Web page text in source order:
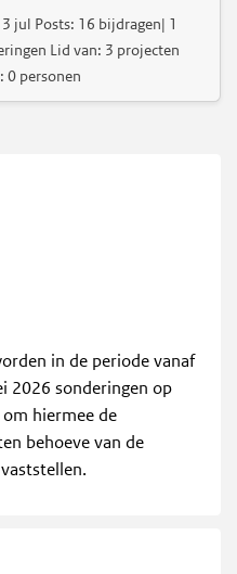
jul Posts: 16 bijdragen| 1
Lid van: 3 projecten
0 personen
in de periode vanaf
2026 sonderingen op
hiermee de
behoeve van de